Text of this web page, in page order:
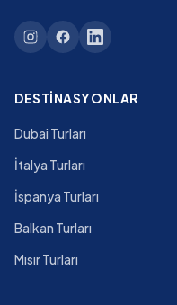
DESTINASYONLAR
Dubai Turları
İtalya Turları
İspanya Turları
Balkan Turları
Mısır Turları